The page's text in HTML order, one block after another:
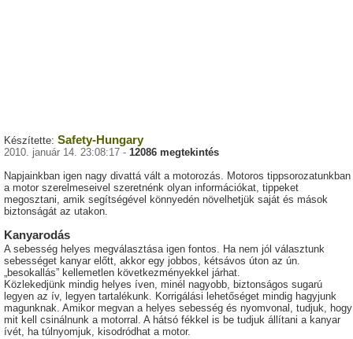
Készítette: Safety-Hungary
2010. január 14. 23:08:17 - 12086 megtekintés
Napjainkban igen nagy divattá vált a motorozás. Motoros tippsorozatunkban
a motor szerelmeseivel szeretnénk olyan információkat, tippeket
megosztani, amik segítségével könnyedén növelhetjük saját és mások
biztonságát az utakon.
Kanyarodás
A sebesség helyes megválasztása igen fontos. Ha nem jól választunk
sebességet kanyar előtt, akkor egy jobbos, kétsávos úton az ún.
„besokallás” kellemetlen következményekkel járhat.
Közlekedjünk mindig helyes íven, minél nagyobb, biztonságos sugarú
legyen az ív, legyen tartalékunk. Korrigálási lehetőséget mindig hagyjunk
magunknak. Amikor megvan a helyes sebesség és nyomvonal, tudjuk, hogy
mit kell csinálnunk a motorral. A hátsó fékkel is be tudjuk állítani a kanyar
ívét, ha túlnyomjuk, kisodródhat a motor.